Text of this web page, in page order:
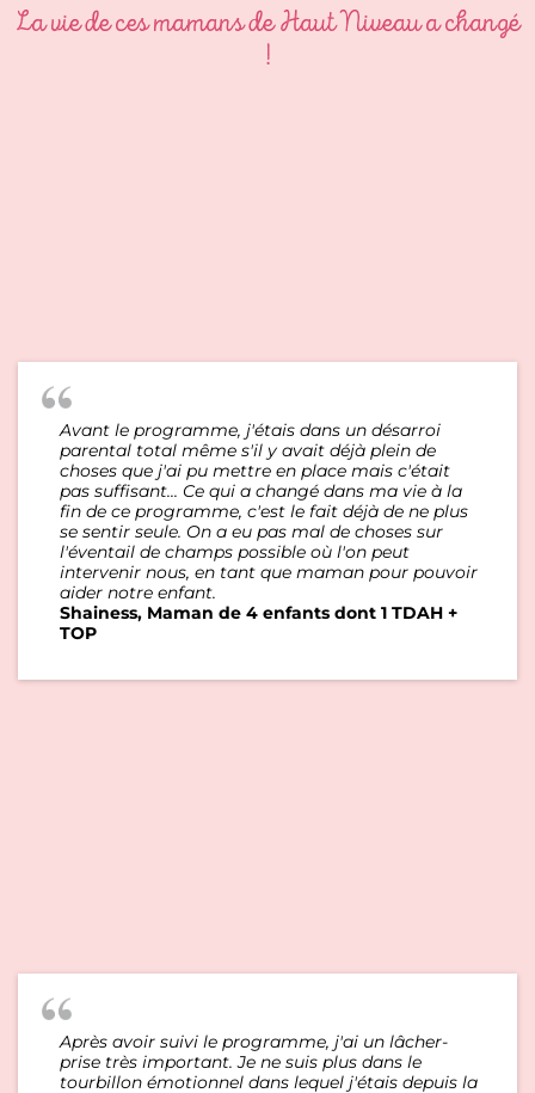
La vie de ces mamans de Haut Niveau a changé
!
Avant le programme, j'étais dans un désarroi
parental total même s'il y avait déjà plein de
choses que j'ai pu mettre en place mais c'était
pas suffisant... Ce qui a changé dans ma vie à la
fin de ce programme, c'est le fait déjà de ne plus
se sentir seule. On a eu pas mal de choses sur
l'éventail de champs possible où l'on peut
intervenir nous, en tant que maman pour pouvoir
aider notre enfant.
Shainess, Maman de 4 enfants dont 1 TDAH +
TOP
Après avoir suivi le programme, j'ai un lâcher-
prise très important. Je ne suis plus dans le
tourbillon émotionnel dans lequel j'étais depuis la